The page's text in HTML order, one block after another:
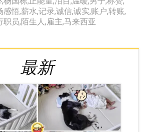
感悟,薪水,记录,诚信,诚实,账户,转账,
职员,陌生人,雇主,马来西亚
最新